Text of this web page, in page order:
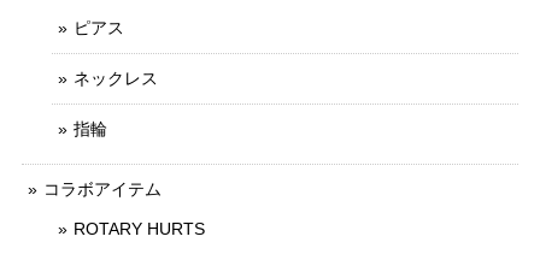
ピアス
ネックレス
指輪
コラボアイテム
ROTARY HURTS